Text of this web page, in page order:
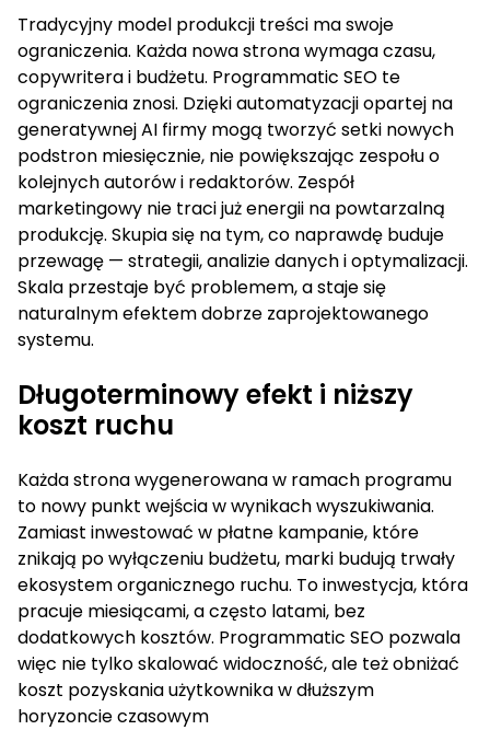
Tradycyjny model produkcji treści ma swoje
ograniczenia. Każda nowa strona wymaga czasu,
copywritera i budżetu. Programmatic SEO te
ograniczenia znosi. Dzięki automatyzacji opartej na
generatywnej AI firmy mogą tworzyć setki nowych
podstron miesięcznie, nie powiększając zespołu o
kolejnych autorów i redaktorów. Zespół
marketingowy nie traci już energii na powtarzalną
produkcję. Skupia się na tym, co naprawdę buduje
przewagę — strategii, analizie danych i optymalizacji.
Skala przestaje być problemem, a staje się
naturalnym efektem dobrze zaprojektowanego
systemu.
Długoterminowy efekt i niższy
koszt ruchu
Każda strona wygenerowana w ramach programu
to nowy punkt wejścia w wynikach wyszukiwania.
Zamiast inwestować w płatne kampanie, które
znikają po wyłączeniu budżetu, marki budują trwały
ekosystem organicznego ruchu. To inwestycja, która
pracuje miesiącami, a często latami, bez
dodatkowych kosztów. Programmatic SEO pozwala
więc nie tylko skalować widoczność, ale też obniżać
koszt pozyskania użytkownika w dłuższym
horyzoncie czasowym